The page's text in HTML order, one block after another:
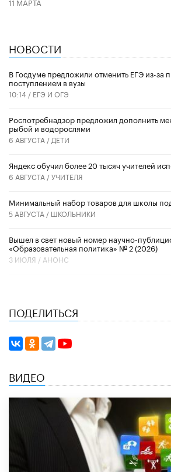
НОВОСТИ
В Госдуме предложили отменить ЕГЭ из-за
поступлением в вузы
10:14 / ЕГЭ И ОГЭ
Роспотребнадзор предложил дополнить
рыбой и водорослями
6 АВГУСТА / ДЕТИ
​Яндекс обучил более 20 тысяч учителей
6 АВГУСТА /УЧИТЕЛЯ
Минимальный набор товаров для школы
5 АВГУСТА / ШКОЛЬНИКИ
Вышел в свет новый номер научно-
«Образовательная политика» № 2 (2026)
3 ИЮЛЯ / АНОНС
ПОДЕЛИТЬСЯ
ВИДЕО